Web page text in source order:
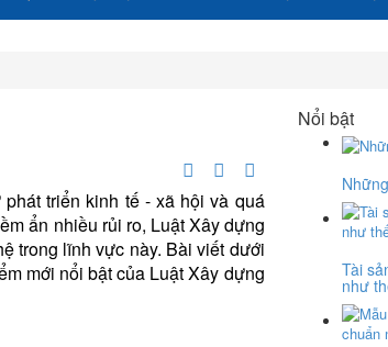
triển kinh tế - xã hội và quá
ẩn nhiều rủi ro, Luật Xây dựng
trong lĩnh vực này. Bài viết dưới
mới nổi bật của Luật Xây dựng
Nổi bật
Tài
như